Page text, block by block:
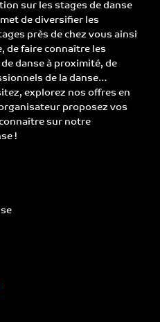
sur les stages de danse
de diversifier les
près de chez vous ainsi
de faire connaître les
danse à proximité, de
de la danse…
explorez nos offres en
proposez vos
sur notre
!